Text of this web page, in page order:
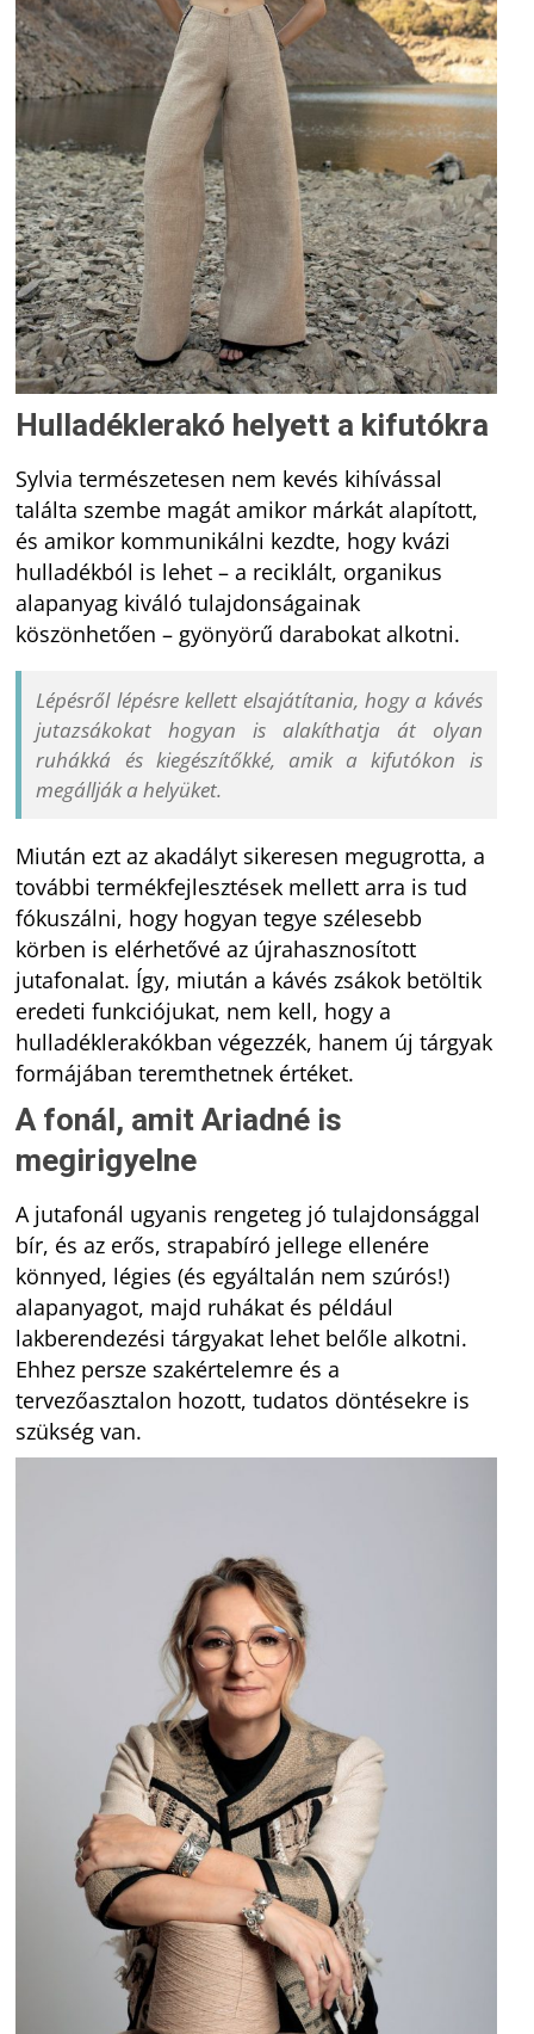
Hulladéklerakó helyett a kifutókra
Sylvia természetesen nem kevés kihívással
találta szembe magát amikor márkát alapított,
és amikor kommunikálni kezdte, hogy kvázi
hulladékból is lehet – a reciklált, organikus
alapanyag kiváló tulajdonságainak
köszönhetően – gyönyörű darabokat alkotni.
Lépésről lépésre kellett elsajátítania, hogy a kávés
jutazsákokat hogyan is alakíthatja át olyan
ruhákká és kiegészítőkké, amik a kifutókon is
megállják a helyüket.
Miután ezt az akadályt sikeresen megugrotta, a
további termékfejlesztések mellett arra is tud
fókuszálni, hogy hogyan tegye szélesebb
körben is elérhetővé az újrahasznosított
jutafonalat. Így, miután a kávés zsákok betöltik
eredeti funkciójukat, nem kell, hogy a
hulladéklerakókban végezzék, hanem új tárgyak
formájában teremthetnek értéket.
A fonál, amit Ariadné is
megirigyelne
A jutafonál ugyanis rengeteg jó tulajdonsággal
bír, és az erős, strapabíró jellege ellenére
könnyed, légies (és egyáltalán nem szúrós!)
alapanyagot, majd ruhákat és például
lakberendezési tárgyakat lehet belőle alkotni.
Ehhez persze szakértelemre és a
tervezőasztalon hozott, tudatos döntésekre is
szükség van.